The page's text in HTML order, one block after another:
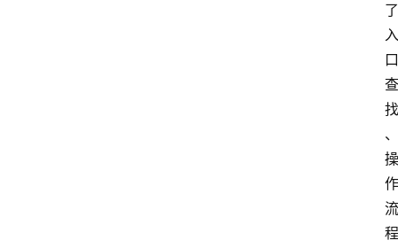
了
入
口
查
找
、
操
作
流
程